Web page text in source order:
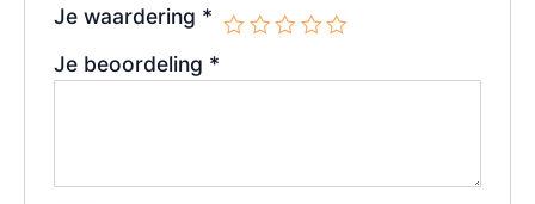
Je waardering *
Je beoordeling *